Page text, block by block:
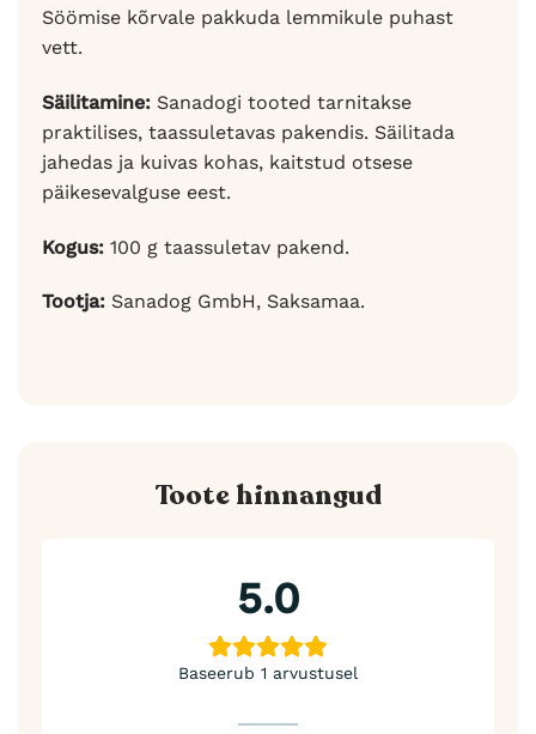
Söömise kõrvale pakkuda lemmikule puhast
vett.
Säilitamine: Sanadogi tooted tarnitakse
praktilises, taassuletavas pakendis. Säilitada
jahedas ja kuivas kohas, kaitstud otsese
päikesevalguse eest.
Kogus: 100 g taassuletav pakend.
Tootja: Sanadog GmbH, Saksamaa.
Toote hinnangud
5.0
Baseerub 1 arvustusel